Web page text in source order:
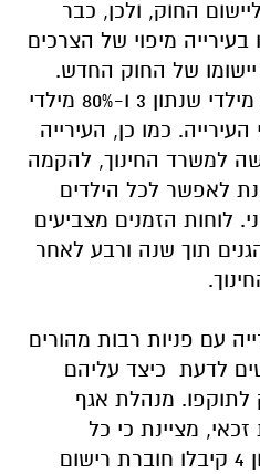
החוק, ולכן, כבר
מיפוי של הצרכים
של החוק החדש.
יש לציין שכבר היום 50% מילדי שנתון 3 ו-80% מילדי
העירייה. כמו כן, העירייה
למשרד החינוך, להקמה
מנת לאפשר לכל הילדים
לוחות הזמנים מצביעים
תוך שנה ורבע לאחר
עם פניות רבות מהורים
4, שמבקשים לדעת כיצד עליהם
לתוקפו. מנהלת אגף
זכאי, מציינת כי כל
הילדים בשנתון 3 ובשנתון 4 קיבלו חוברת רישום